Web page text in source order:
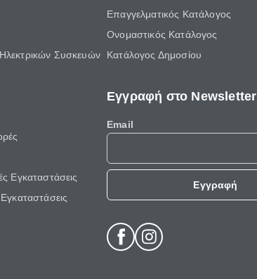
Συσκευών
Εγκαταστάσεις
Επαγγελματικός Κατάλογος
Ονομαστικός Κατάλογος
Κατάλογος Δημοσίου
Εγγραφή στο Newsletter
Email
Εγγραφή